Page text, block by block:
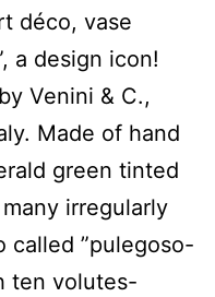
déco, vase
a design icon!
Venini & C.,
Made of hand
green tinted
irregularly
called ”pulegoso-
ten volutes-